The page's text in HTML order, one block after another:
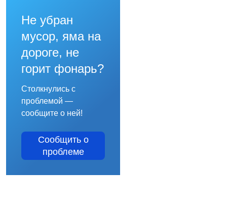
Не убран
мусор, яма на
дороге, не
горит фонарь?
Столкнулись с
проблемой —
сообщите о ней!
Сообщить о
проблеме